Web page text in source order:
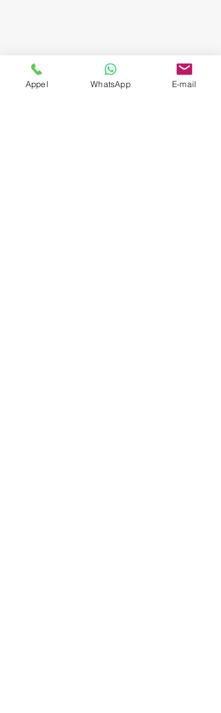
Appel WhatsApp E-mail